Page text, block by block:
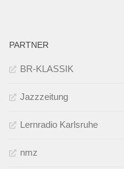
PARTNER
BR-KLASSIK
Jazzzeitung
Lernradio Karlsruhe
nmz